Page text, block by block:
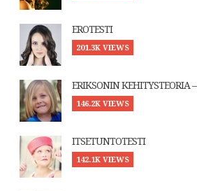
EROTESTI
201.3K VIEWS
ERIKSONIN KEHITYSTEORIA
146.2K VIEWS
ITSETUNTOTESTI
142.1K VIEWS